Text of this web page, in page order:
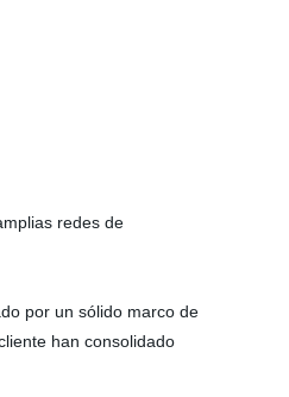
redes de
por un sólido marco de
han consolidado